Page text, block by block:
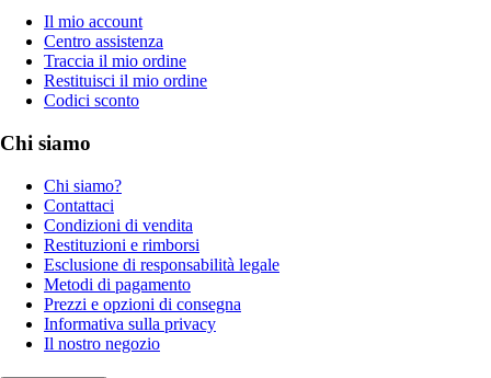
Il mio account
Centro assistenza
Traccia il mio ordine
Restituisci il mio ordine
Codici sconto
Chi siamo
Chi siamo?
Contattaci
Condizioni di vendita
Restituzioni e rimborsi
Esclusione di responsabilità legale
Metodi di pagamento
Prezzi e opzioni di consegna
Informativa sulla privacy
Il nostro negozio